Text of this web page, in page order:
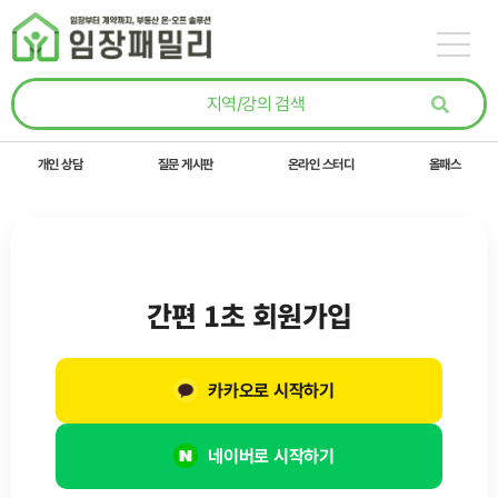
콘텐츠로
건너뛰기
개인 상담 질문 게시판 온라인 스터디 올패스
간편 1초 회원가입
네이버로 시작하기
카카오로 시작하기